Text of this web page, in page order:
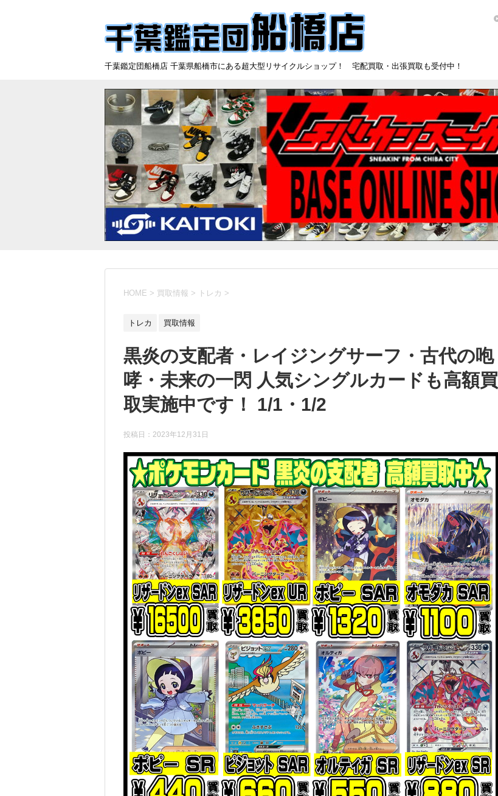
千葉鑑定団船橋店 千葉県船橋市にある超大型リサイクルショップ！ 宅配買取・出張買取も受付中！
HOME > 買取情報 > トレカ >
トレカ 買取情報
黒炎の支配者・レイジングサーフ・古代の咆
哮・未来の一閃 人気シングルカードも高額買
取実施中です！ 1/1・1/2
投稿日： 2023年12月31日